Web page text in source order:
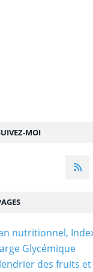
MOI
nutritionnel,
Glycémique
des fruits